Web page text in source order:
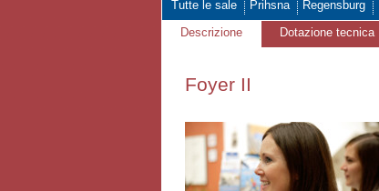
Tutte le sale Prihsna Regensburg
Descrizione
Dotazione tecnica
Foyer II